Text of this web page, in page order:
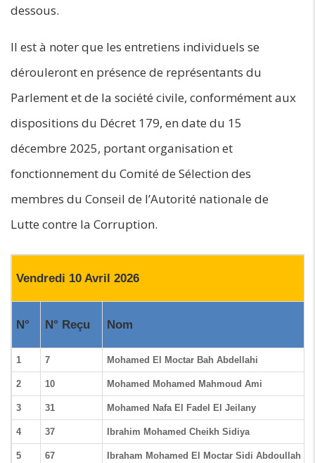
dessous.
Il est à noter que les entretiens individuels se
dérouleront en présence de représentants du
Parlement et de la société civile, conformément aux
dispositions du Décret 179, en date du 15
décembre 2025, portant organisation et
fonctionnement du Comité de Sélection des
membres du Conseil de l’Autorité nationale de
Lutte contre la Corruption.
Vendredi 10 Avril 2026
N° N° Reçu Nom
1 7 Mohamed El Moctar Bah Abdellahi
2 10 Mohamed Mohamed Mahmoud Ami
3 31 Mohamed Nafa El Fadel El Jeilany
4 37 Ibrahim Mohamed Cheikh Sidiya
5 67 Ibraham Mohamed El Moctar Sidi Abdoullah